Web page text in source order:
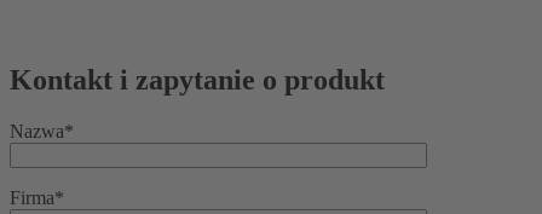
Kontakt i zapytanie o produkt
Nazwa*
Firma*